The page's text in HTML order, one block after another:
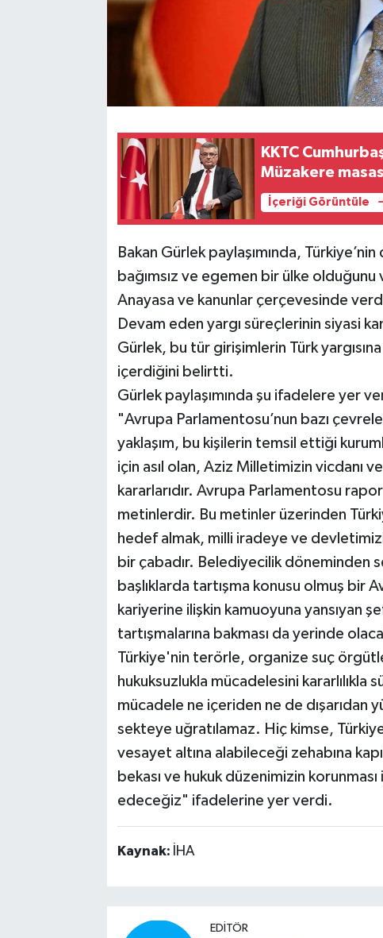
KKTC
Müzakere
İçeriği Görüntüle
Bakan Gürlek paylaşımında,
bağımsız ve egemen bir ülke olduğunu
Anayasa ve kanunlar çerçevesinde
Devam eden yargı süreçlerinin siyasi
Gürlek, bu tür girişimlerin Türk
içerdiğini belirtti.
Gürlek paylaşımında şu ifadelere yer
"Avrupa Parlamentosu’nun bazı
yaklaşım, bu kişilerin temsil ettiği
için asıl olan, Aziz Milletimizin vicdanı
kararlarıdır. Avrupa Parlamentosu
metinlerdir. Bu metinler üzerinden
hedef almak, milli iradeye ve
bir çabadır. Belediyecilik döneminden
başlıklarda tartışma konusu olmuş bir
kariyerine ilişkin kamuoyuna yansıyan
tartışmalarına bakması da yerinde
Türkiye'nin terörle, organize suç
hukuksuzlukla mücadelesini
mücadele ne içeriden ne de dışarıdan
sekteye uğratılamaz. Hiç kimse, Türkiye
vesayet altına alabileceği zehabına
bekası ve hukuk düzenimizin
edeceğiz" ifadelerine yer verdi.
Kaynak: İHA
EDITÖR